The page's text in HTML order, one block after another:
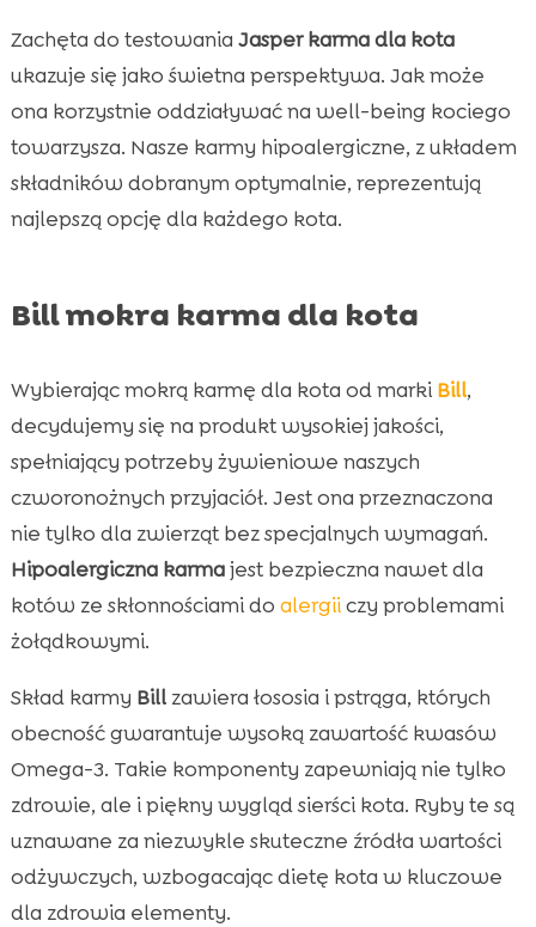
Zachęta do testowania Jasper karma dla kota
ukazuje się jako świetna perspektywa. Jak może
ona korzystnie oddziaływać na well-being kociego
towarzysza. Nasze karmy hipoalergiczne, z układem
składników dobranym optymalnie, reprezentują
najlepszą opcję dla każdego kota.
Bill mokra karma dla kota
Wybierając mokrą karmę dla kota od marki Bill,
decydujemy się na produkt wysokiej jakości,
spełniający potrzeby żywieniowe naszych
czworonożnych przyjaciół. Jest ona przeznaczona
nie tylko dla zwierząt bez specjalnych wymagań.
Hipoalergiczna karmajest bezpieczna nawet dla
kotów ze skłonnościami do alergiiczy problemami
żołądkowymi.
Skład karmy Billzawiera łososia i pstrąga, których
obecność gwarantuje wysoką zawartość kwasów
Omega-3. Takie komponenty zapewniają nie tylko
zdrowie, ale i piękny wygląd sierści kota. Ryby te są
uznawane za niezwykle skuteczne źródła wartości
odżywczych, wzbogacając dietę kota w kluczowe
dla zdrowia elementy.